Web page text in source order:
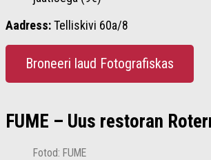
Aadress:Telliskivi 60a/8
Broneeri laud Fotografiskas
FUME – Uus restoran
Fotod: FUME